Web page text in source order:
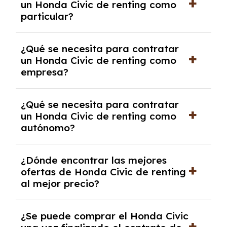
cancelación anticipada. Es importante revisar
las condiciones del contrato y hablar con un
experto que te asesore.
un Honda Civic de renting como
particular?
y, en algunos casos, una consulta de solvencia
crediticia y un pago inicial.
¿Qué se necesita para contratar
un Honda Civic de renting como
empresa?
documentación financiera y, en algunos
casos, un informe de solvencia de la empresa
y un pago inicial.
¿Qué se necesita para contratar
un Honda Civic de renting como
autónomo?
autónomos, justificante de ingresos y, en
algunos casos, un informe fiscal y un pago
inicial.
¿Dónde encontrar las mejores
ofertas de Honda Civic de renting
al mejor precio?
mejores ofertas de vehículos de renting con
¿Se puede comprar el Honda Civic